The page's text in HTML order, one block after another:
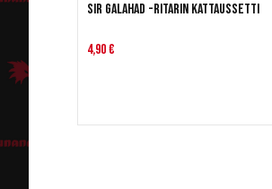
Sir Galahad -ritarin kattaussetti
4,90 €